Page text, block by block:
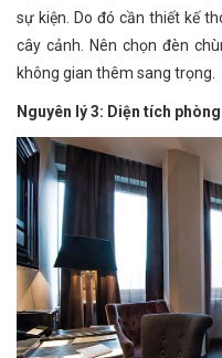
sự kiện. Do đó cần thiết kế
cây cảnh. Nên chọn đèn
không gian thêm sang trọng.
Nguyên lý 3: Diện tích